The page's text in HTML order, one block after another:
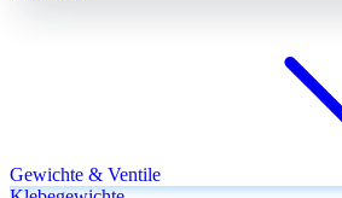
Gewichte & Ventile